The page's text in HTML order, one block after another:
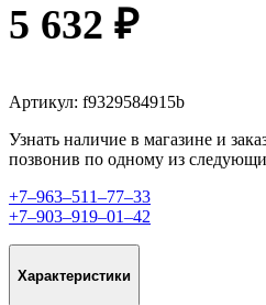
5 632 ₽
Артикул: f9329584915b
Узнать наличие в магазине и
позвонив по одному из
+7‒963‒511‒77‒33
+7‒903‒919‒01‒42
Характеристики